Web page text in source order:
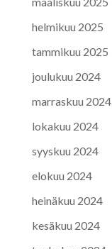
helmikuu 2025
tammikuu 2025
joulukuu 2024
marraskuu 2024
lokakuu 2024
syyskuu 2024
elokuu 2024
heinäkuu 2024
kesäkuu 2024